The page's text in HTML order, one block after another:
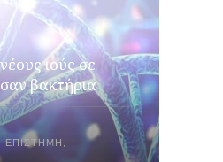
ιούς σε
βακτήρια
ΕΠΙΣΤΉΜΗ ,